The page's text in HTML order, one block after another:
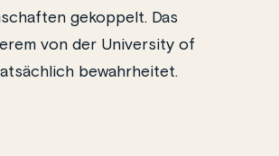
gekoppelt. Das
von der University of
bewahrheitet.